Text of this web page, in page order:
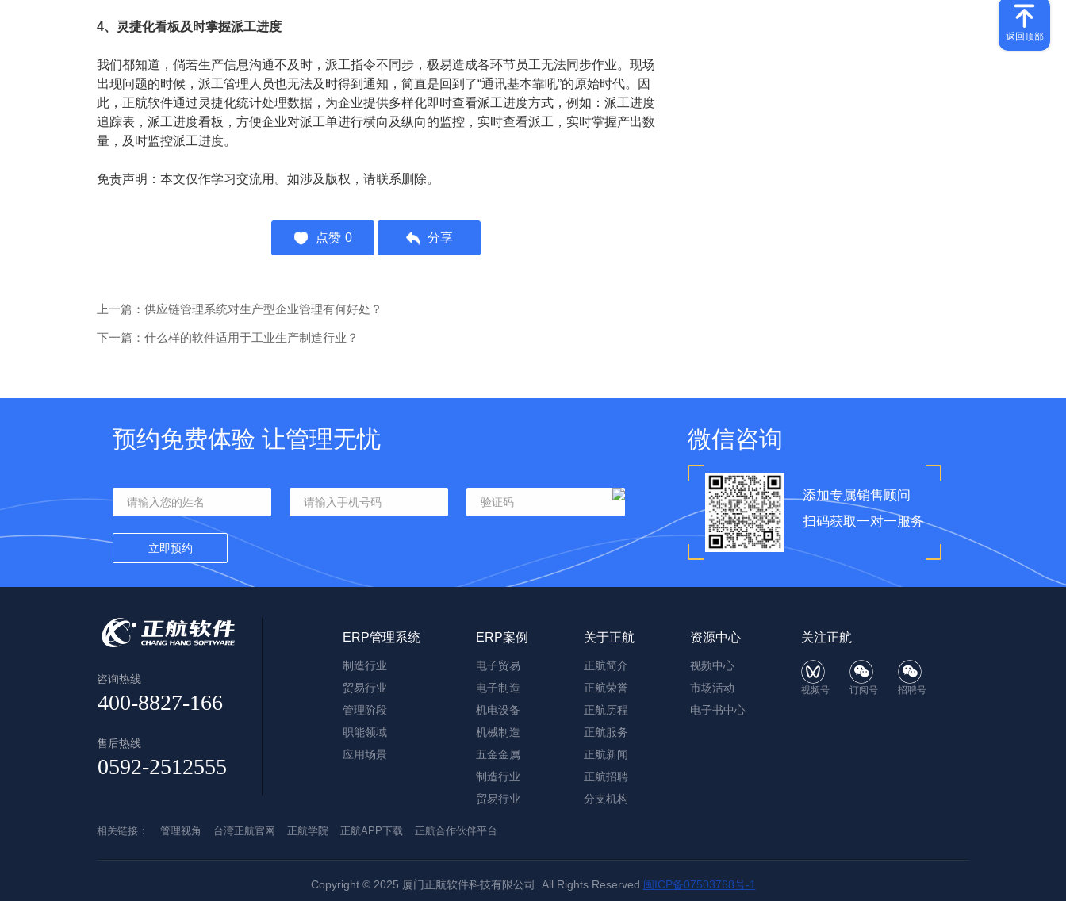
4、灵捷化看板及时掌握派工进度
我们都知道，倘若生产信息沟通不及时，派工指令不同步，极易造成各环节员工无法同步作业。现场
出现问题的时候，派工管理人员也无法及时得到通知，简直是回到了“通讯基本靠吼”的原始时代。因
此，正航软件通过灵捷化统计处理数据，为企业提供多样化即时查看派工进度方式，例如：派工进度
追踪表，派工进度看板，方便企业对派工单进行横向及纵向的监控，实时查看派工，实时掌握产出数
量，及时监控派工进度。
免责声明：本文仅作学习交流用。如涉及版权，请联系删除。
点赞 0 分享
上一篇：供应链管理系统对生产型企业管理有何好处？
下一篇：什么样的软件适用于工业生产制造行业？
预约免费体验 让管理无忧 微信咨询
添加专属销售顾问
扫码获取一对一服务
咨询热线
售后热线
ERP管理系统
制造行业
贸易行业
管理阶段
职能领域
应用场景
ERP案例
电子贸易
电子制造
机电设备
机械制造
五金金属
制造行业
贸易行业
关于正航
正航简介
正航荣誉
正航历程
正航服务
正航新闻
正航招聘
分支机构
资源中心
视频中心
市场活动
电子书中心
关注正航
视频号 订阅号 招聘号
相关链接： 管理视角 台湾正航官网 正航学院 正航APP下载 正航合作伙伴平台
Copyright © 2025 厦门正航软件科技有限公司. All Rights Reserved. 闽ICP备07503768号-1